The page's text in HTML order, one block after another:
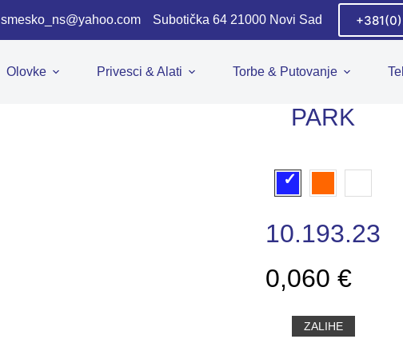
smesko_ns@yahoo.com Subotička 64 21000 Novi Sad
Olovke Privesci & Alati Torbe & Putovanje
PARK
10.193.23
0,060 €
ZALIHE